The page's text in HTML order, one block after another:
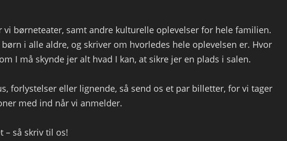
vi børneteater, samt andre kulturelle oplevelser for hele familien.
i alle aldre, og skriver om hvorledes hele oplevelsen er. Hvor
I må skynde jer alt hvad I kan, at sikre jer en plads i salen.
forlystelser eller lignende, så send os et par billetter, for vi tager
med ind når vi anmelder.
– så skriv til os!